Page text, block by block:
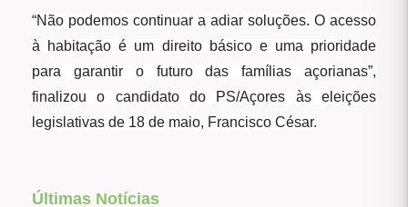
“Não podemos continuar a adiar soluções. O acesso
à habitação é um direito básico e uma prioridade
para garantir o futuro das famílias açorianas”,
finalizou o candidato do PS/Açores às eleições
legislativas de 18 de maio, Francisco César.
Últimas Notícias